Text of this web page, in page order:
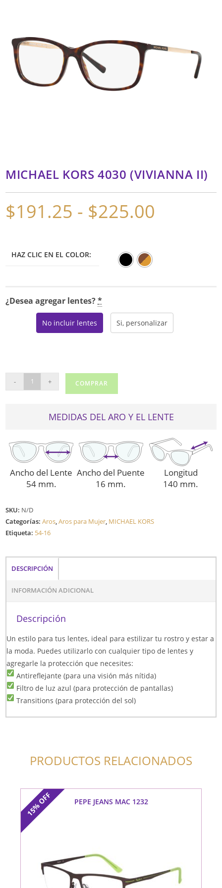
MICHAEL KORS 4030 (VIVIANNA II)
$191.25 - $225.00
HAZ CLIC EN EL COLOR:
¿Desea agregar lentes?*
No incluir lentes Si, personalizar
MICHAEL
KORS
cantidad
- + COMPRAR
MEDIDAS DEL ARO Y EL LENTE
Ancho del Lente
54 mm.
Ancho del Puente
16 mm.
Longitud
140 mm.
SKU: N/D
Categorías:Aros,Aros para Mujer, MICHAEL KORS
Etiqueta: 54-16
DESCRIPCIÓN
INFORMACIÓN ADICIONAL
Descripción
Un estilo para tus lentes, ideal para estilizar tu rostro y estar a
la moda. Puedes utilizarlo con cualquier tipo de lentes y
agregarle la protección que necesites:
Antireflejante (para una visión más nítida)
Filtro de luz azul (para protección de pantallas)
Transitions (para protección del sol)
PRODUCTOS RELACIONADOS
15%
OFF PEPE JEANS MAC 1232